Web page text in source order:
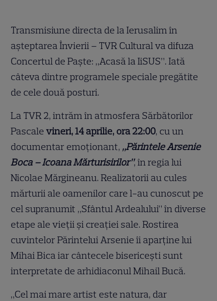
Transmisiune directa de la Ierusalim în
aşteptarea Învierii – TVR Cultural va difuza
Concertul de Paşte: „Acasă la IiSUS”. Iată
câteva dintre programele speciale pregătite
de cele două posturi.
La TVR 2, intrăm în atmosfera Sărbătorilor
Pascalevineri, 14 aprilie, ora 22:00, cu un
documentar emoţionant, „Părintele Arsenie
Boca – Icoana Mărturisirilor”, în regia lui
Nicolae Mărgineanu. Realizatorii au cules
mărturii ale oamenilor care l-au cunoscut pe
cel supranumit „Sfântul Ardealului” în diverse
etape ale vieţii şi creaţiei sale. Rostirea
cuvintelor Părintelui Arsenie îi aparţine lui
Mihai Bica iar cântecele bisericeşti sunt
interpretate de arhidiaconul Mihail Bucă.
„Cel mai mare artist este natura, dar